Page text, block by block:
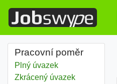
Pracovní poměr
Plný úvazek
Zkrácený úvazek